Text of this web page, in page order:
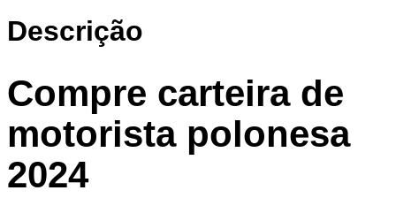
Descrição
Compre carteira de
motorista polonesa
2024